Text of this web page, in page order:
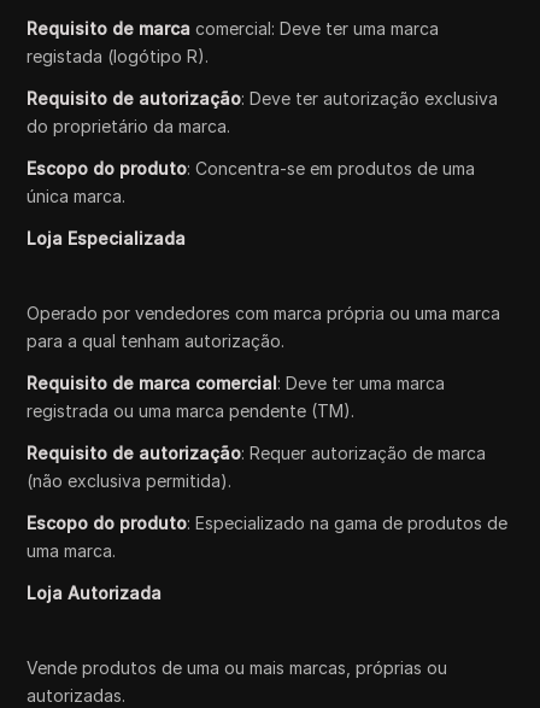
Requisito de marca comercial: Deve ter uma marca
registada (logótipo R).
Requisito de autorização: Deve ter autorização exclusiva
do proprietário da marca.
Escopo do produto: Concentra-se em produtos de uma
única marca.
Loja Especializada
Operado por vendedores com marca própria ou uma marca
para a qual tenham autorização.
Requisito de marca comercial: Deve ter uma marca
registrada ou uma marca pendente (TM).
Requisito de autorização: Requer autorização de marca
(não exclusiva permitida).
Escopo do produto: Especializado na gama de produtos de
uma marca.
Loja Autorizada
Vende produtos de uma ou mais marcas, próprias ou
autorizadas.